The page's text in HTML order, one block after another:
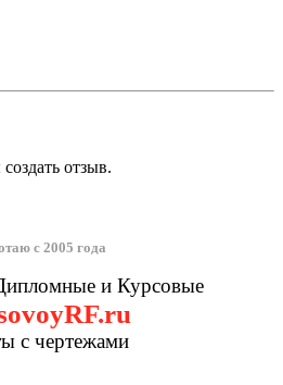
отзыв.
с 2005 года
и Курсовые
с чертежами